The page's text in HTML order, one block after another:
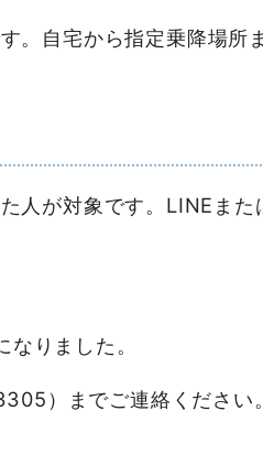
。自宅から指定乗降場所
人が対象です。LINEまた
りました。
）までご連絡ください。